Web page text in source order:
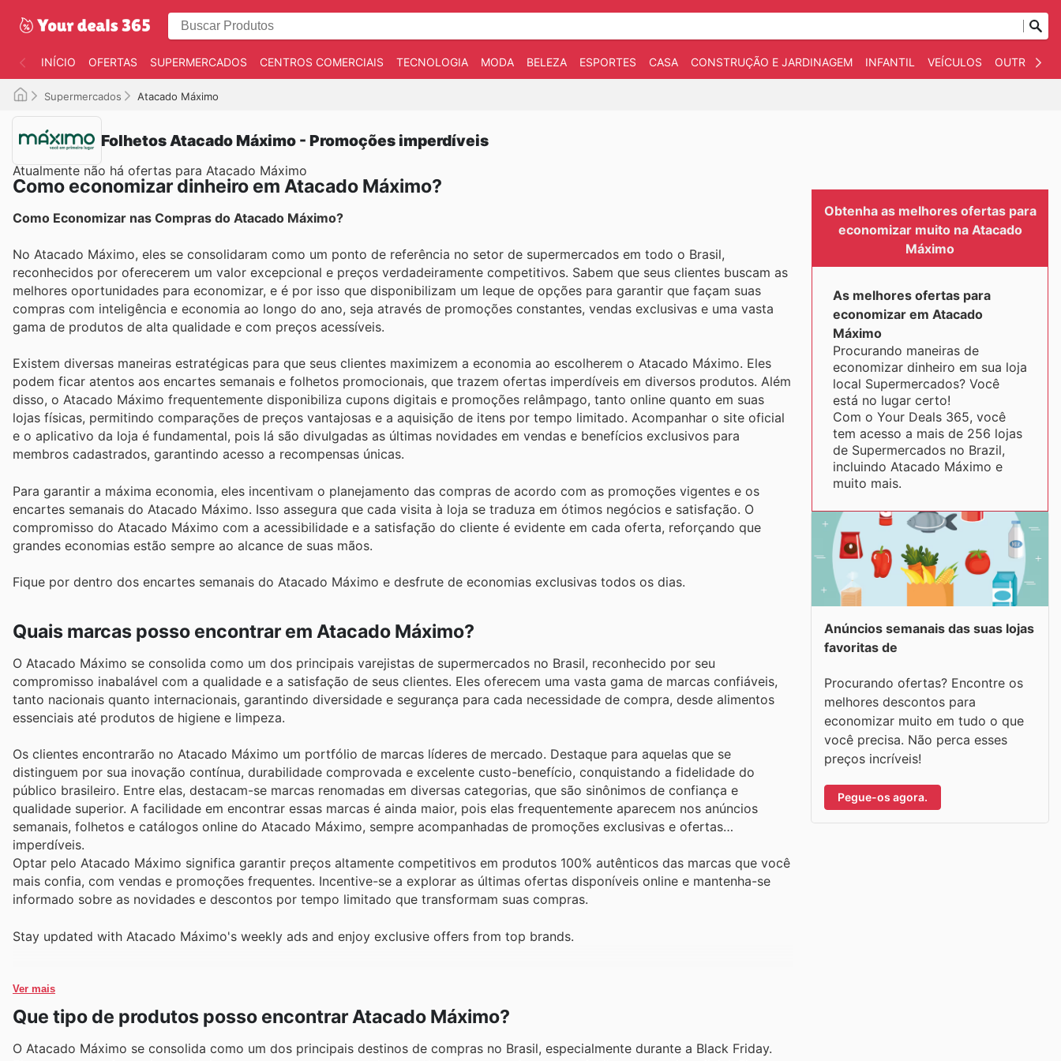
INÍCIO OFERTAS SUPERMERCADOS CENTROS COMERCIAIS TECNOLOGIA MODA BELEZA ESPORTES CASA CONSTRUÇÃO E JARDINAGEM INFANTIL VEÍCULOS OUTROS
Supermercados Atacado Máximo
Folhetos Atacado Máximo - Promoções imperdíveis
Atualmente não há ofertas para Atacado Máximo
Como economizar dinheiro em Atacado Máximo?
Como Economizar nas Compras do Atacado Máximo?
No Atacado Máximo, eles se consolidaram como um ponto de referência no setor de supermercados em todo o Brasil,
reconhecidos por oferecerem um valor excepcional e preços verdadeiramente competitivos. Sabem que seus clientes buscam as
melhores oportunidades para economizar, e é por isso que disponibilizam um leque de opções para garantir que façam suas
compras com inteligência e economia ao longo do ano, seja através de promoções constantes, vendas exclusivas e uma vasta
gama de produtos de alta qualidade e com preços acessíveis.
Existem diversas maneiras estratégicas para que seus clientes maximizem a economia ao escolherem o Atacado Máximo. Eles
podem ficar atentos aos encartes semanais e folhetos promocionais, que trazem ofertas imperdíveis em diversos produtos. Além
disso, o Atacado Máximo frequentemente disponibiliza cupons digitais e promoções relâmpago, tanto online quanto em suas
lojas físicas, permitindo comparações de preços vantajosas e a aquisição de itens por tempo limitado. Acompanhar o site oficial
e o aplicativo da loja é fundamental, pois lá são divulgadas as últimas novidades em vendas e benefícios exclusivos para
membros cadastrados, garantindo acesso a recompensas únicas.
Para garantir a máxima economia, eles incentivam o planejamento das compras de acordo com as promoções vigentes e os
encartes semanais do Atacado Máximo. Isso assegura que cada visita à loja se traduza em ótimos negócios e satisfação. O
compromisso do Atacado Máximo com a acessibilidade e a satisfação do cliente é evidente em cada oferta, reforçando que
grandes economias estão sempre ao alcance de suas mãos.
Fique por dentro dos encartes semanais do Atacado Máximo e desfrute de economias exclusivas todos os dias.
Quais marcas posso encontrar em Atacado Máximo?
O Atacado Máximo se consolida como um dos principais varejistas de supermercados no Brasil, reconhecido por seu
compromisso inabalável com a qualidade e a satisfação de seus clientes. Eles oferecem uma vasta gama de marcas confiáveis,
tanto nacionais quanto internacionais, garantindo diversidade e segurança para cada necessidade de compra, desde alimentos
essenciais até produtos de higiene e limpeza.
Os clientes encontrarão no Atacado Máximo um portfólio de marcas líderes de mercado. Destaque para aquelas que se
distinguem por sua inovação contínua, durabilidade comprovada e excelente custo-benefício, conquistando a fidelidade do
público brasileiro. Entre elas, destacam-se marcas renomadas em diversas categorias, que são sinônimos de confiança e
qualidade superior. A facilidade em encontrar essas marcas é ainda maior, pois elas frequentemente aparecem nos anúncios
semanais, folhetos e catálogos online do Atacado Máximo, sempre acompanhadas de promoções exclusivas e ofertas
imperdíveis.
Optar pelo Atacado Máximo significa garantir preços altamente competitivos em produtos 100% autênticos das marcas que você
mais confia, com vendas e promoções frequentes. Incentive-se a explorar as últimas ofertas disponíveis online e mantenha-se
informado sobre as novidades e descontos por tempo limitado que transformam suas compras.
Stay updated with Atacado Máximo's weekly ads and enjoy exclusive offers from top brands.
Ver mais
Que tipo de produtos posso encontrar Atacado Máximo?
O Atacado Máximo se consolida como um dos principais destinos de compras no Brasil, especialmente durante a Black Friday.
Obtenha as melhores ofertas para
economizar muito na Atacado
Máximo
As melhores ofertas para
economizar em Atacado
Máximo
Procurando maneiras de
economizar dinheiro em sua loja
local Supermercados? Você
está no lugar certo!
Com o Your Deals 365, você
tem acesso a mais de 256 lojas
de Supermercados no Brazil,
incluindo Atacado Máximo e
muito mais.
Anúncios semanais das suas lojas
favoritas de
Procurando ofertas? Encontre os
melhores descontos para
economizar muito em tudo o que
você precisa. Não perca esses
preços incríveis!
Pegue-os agora.